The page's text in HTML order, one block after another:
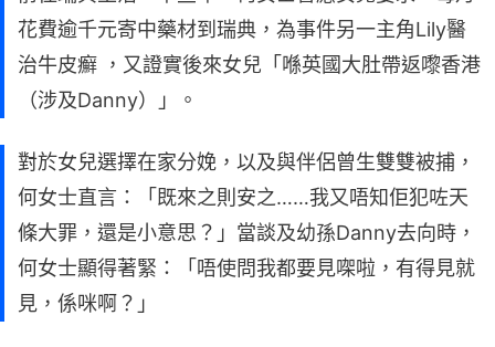
花費逾千元寄中藥材到瑞典，為事件另一主角Lily醫
治牛皮癬 ，又證實後來女兒「喺英國大肚帶返嚟香港
（涉及Danny）」。
對於女兒選擇在家分娩，以及與伴侶曾生雙雙被捕，
何女士直言：「既來之則安之……我又唔知佢犯咗天
條大罪，還是小意思？」當談及幼孫Danny去向時，
何女士顯得著緊：「唔使問我都要見㗎啦，有得見就
見，係咪啊？」